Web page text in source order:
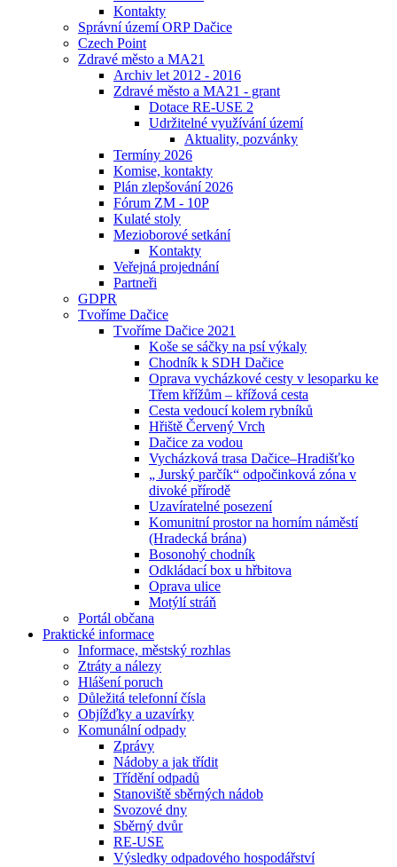
Kontakty
Správní území ORP Dačice
Czech Point
Zdravé město a MA21
Archiv let 2012 - 2016
Zdravé město a MA21 - grant
Dotace RE-USE 2
Udržitelné využívání území
Aktuality, pozvánky
Termíny 2026
Komise, kontakty
Plán zlepšování 2026
Fórum ZM - 10P
Kulaté stoly
Mezioborové setkání
Kontakty
Veřejná projednání
Partneři
GDPR
Tvoříme Dačice
Tvoříme Dačice 2021
Koše se sáčky na psí výkaly
Chodník k SDH Dačice
Oprava vycházkové cesty v lesoparku ke
Třem křížům – křížová cesta
Cesta vedoucí kolem rybníků
Hřiště Červený Vrch
Dačice za vodou
Vycházková trasa Dačice–Hradišťko
„ Jurský parčík“ odpočinková zóna v
divoké přírodě
Uzavíratelné posezení
Komunitní prostor na horním náměstí
(Hradecká brána)
Bosonohý chodník
Odkládací box u hřbitova
Oprava ulice
Motýlí stráň
Portál občana
Praktické informace
Informace, městský rozhlas
Ztráty a nálezy
Hlášení poruch
Důležitá telefonní čísla
Objížďky a uzavírky
Komunální odpady
Zprávy
Nádoby a jak třídit
Třídění odpadů
Stanoviště sběrných nádob
Svozové dny
Sběrný dvůr
RE-USE
Výsledky odpadového hospodářství